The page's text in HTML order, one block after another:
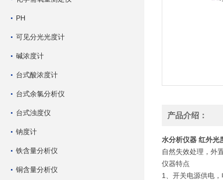
PH
可见分光光度计
碱浓度计
台式酸浓度计
台式余氯分析仪
台式浊度仪
钠度计
铁含量分析仪
铜含量分析仪
产品介绍：
水分析仪器 红外光
自然失效处理，外
仪器特点
1、开关电源供电